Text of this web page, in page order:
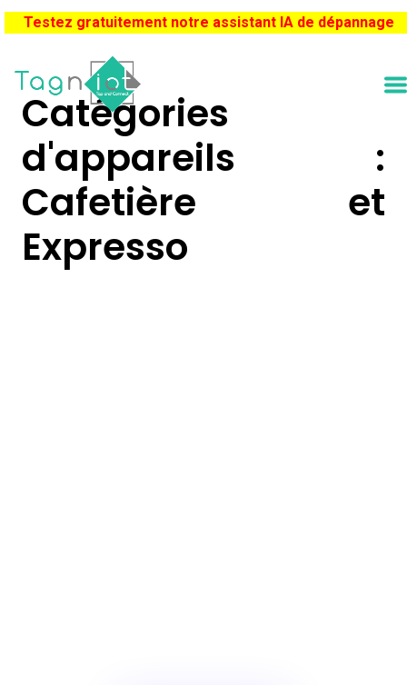
Testez gratuitement notre assistant IA de dépannage
Catégories
d'appareils :
Cafetière et
Expresso